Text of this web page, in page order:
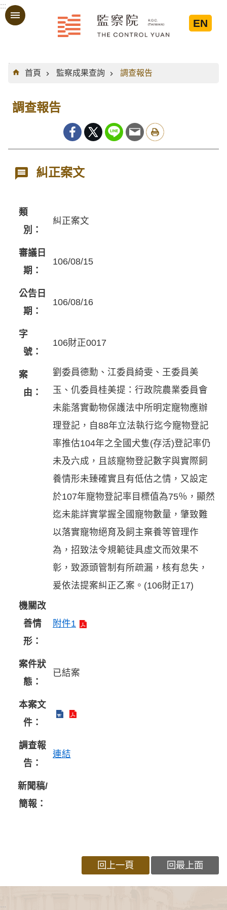
跳到主要內容區塊
:::
EN
:::
首頁
監察成果查詢 調查報告
調查報告
糾正案文
類
別：
糾正案文
審議日
期：
106/08/15
公告日
期：
106/08/16
字
號：
106財正0017
案
由：
劉委員德勳、江委員綺雯、王委員美
玉、仉委員桂美提：行政院農業委員會
未能落實動物保護法中所明定寵物應辦
理登記，自88年立法執行迄今寵物登記
率推估104年之全國犬隻(存活)登記率仍
未及六成，且該寵物登記數字與實際飼
養情形未臻確實且有低估之情，又設定
於107年寵物登記率目標值為75％，顯然
迄未能詳實掌握全國寵物數量，肇致難
以落實寵物絕育及飼主棄養等管理作
為，招致法令規範徒具虛文而效果不
彰，致源頭管制有所疏漏，核有怠失，
爰依法提案糾正乙案。(106財正17)
機關改
善情
形：
附件1
案件狀
態：
已結案
本案文
件：
調查報
告：
連結
新聞稿/
簡報：
回上一頁 回最上面
:::